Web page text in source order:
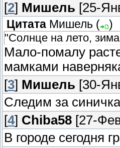
[2] Мишель [25-
Цитата Мишель (
)
"Солнце на лето,
Мало-помалу
мамками
[3] Мишель [30-
Следим за
[4] Chiba58 [27-
В городе сегодня